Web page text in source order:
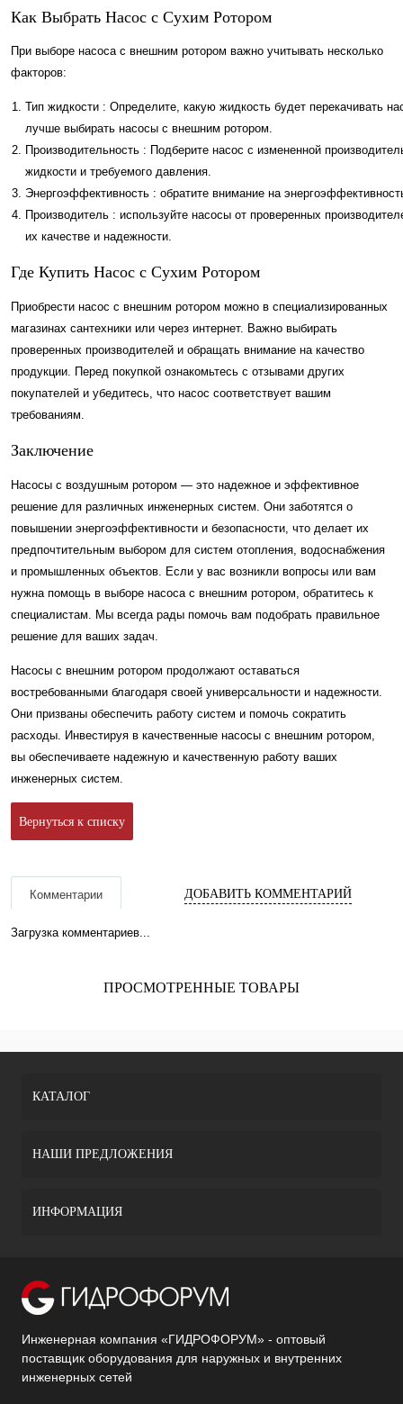
Как Выбрать Насос с Сухим Ротором
При выборе насоса с внешним ротором важно учитывать несколько
факторов:
Тип жидкости : Определите, какую жидкость будет перекачивать
лучше выбирать насосы с внешним ротором.
Производительность : Подберите насос с измененной
жидкости и требуемого давления.
Энергоэффективность : обратите внимание на
Производитель : используйте насосы от проверенных
их качестве и надежности.
Где Купить Насос с Сухим Ротором
Приобрести насос с внешним ротором можно в специализированных
магазинах сантехники или через интернет. Важно выбирать
проверенных производителей и обращать внимание на качество
продукции. Перед покупкой ознакомьтесь с отзывами других
покупателей и убедитесь, что насос соответствует вашим
требованиям.
Заключение
Насосы с воздушным ротором — это надежное и эффективное
решение для различных инженерных систем. Они заботятся о
повышении энергоэффективности и безопасности, что делает их
предпочтительным выбором для систем отопления, водоснабжения
и промышленных объектов. Если у вас возникли вопросы или вам
нужна помощь в выборе насоса с внешним ротором, обратитесь к
специалистам. Мы всегда рады помочь вам подобрать правильное
решение для ваших задач.
Насосы с внешним ротором продолжают оставаться
востребованными благодаря своей универсальности и надежности.
Они призваны обеспечить работу систем и помочь сократить
расходы. Инвестируя в качественные насосы с внешним ротором,
вы обеспечиваете надежную и качественную работу ваших
инженерных систем.
Вернуться к списку
Комментарии ДОБАВИТЬ КОММЕНТАРИЙ
Загрузка комментариев...
ПРОСМОТРЕННЫЕ ТОВАРЫ
КАТАЛОГ
НАШИ ПРЕДЛОЖЕНИЯ
ИНФОРМАЦИЯ
Инженерная компания «ГИДРОФОРУМ» - оптовый
поставщик оборудования для наружных и внутренних
инженерных сетей